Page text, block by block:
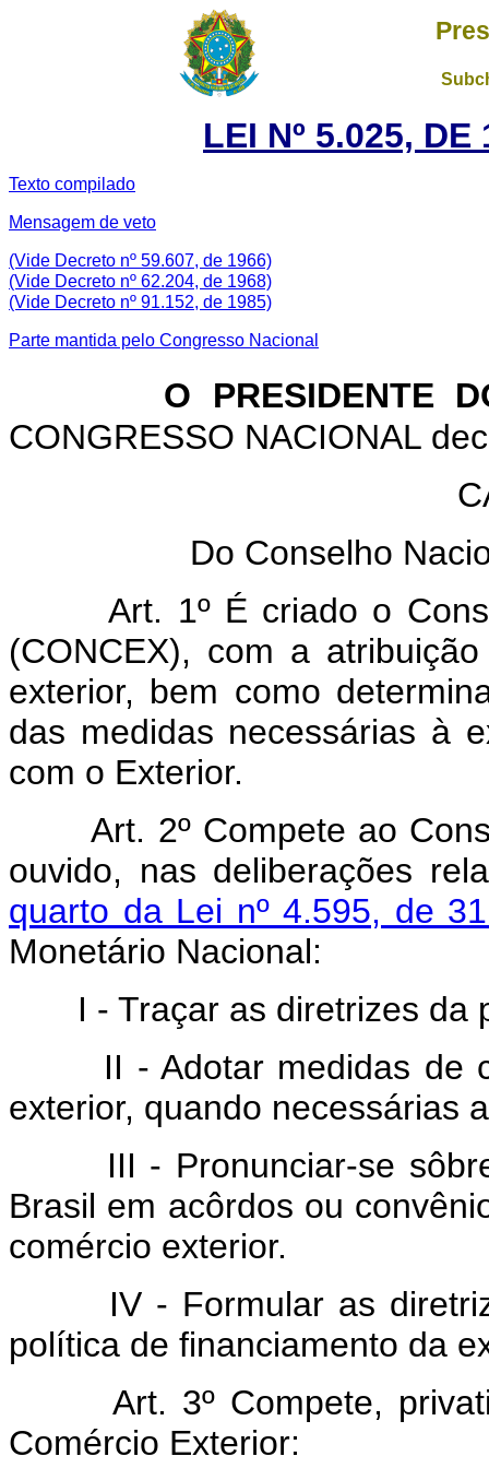
LEI Nº 5.025,
Texto compilado
Mensagem de veto
(Vide Decreto nº 59.607, de 1966)
(Vide Decreto nº 62.204, de 1968)
(Vide Decreto nº 91.152, de 1985)
Parte mantida pelo Congresso Nacional
O PRESIDENTE
CONGRESSO NACIONAL
Do Conselho
Art. 1º É criado o
(CONCEX), com a
exterior, bem como
das medidas necessárias à
com o Exterior.
Art. 2º Compete ao
ouvido, nas deliberações
quarto da Lei nº 4.595, de
Monetário Nacional:
I - Traçar as diretrizes da
II - Adotar medidas de
exterior, quando necessárias
III - Pronunciar-se sôbre
Brasil em acôrdos ou
comércio exterior.
IV - Formular as
política de financiamento da
Art. 3º Compete,
Comércio Exterior: